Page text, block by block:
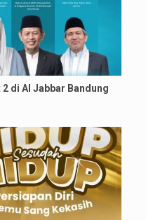
2 di Al Jabbar Bandung